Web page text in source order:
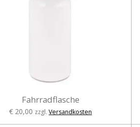
Fahrradflasche
€ 20,00 zzgl.Versandkosten